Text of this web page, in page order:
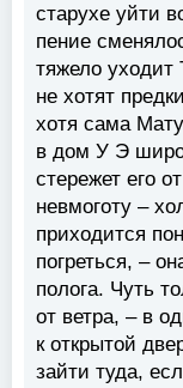
старухе уйти
пение
тяжело
не хотят
хотя сама
в дом У Э
стережет его
невмоготу –
приходится
погреться, –
полога. Чуть
от ветра, – в
к открытой
зайти туда,